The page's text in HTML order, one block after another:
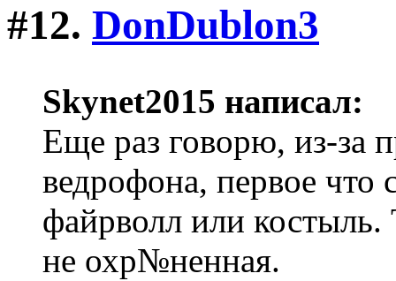
#12. DonDublon3
Skynet2015 написал:
Еще раз говорю, из-за
ведрофона, первое что
файрволл или
не охр№ненная.